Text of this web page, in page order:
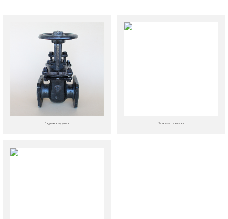
Задвижка чугунная Задвижка стальная